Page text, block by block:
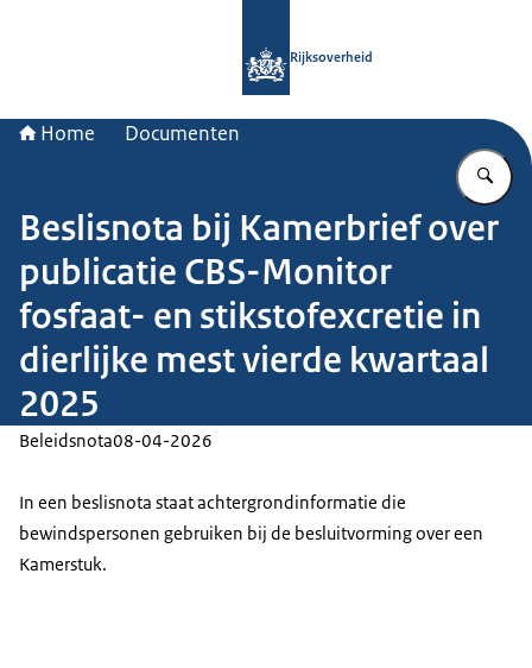
Rijksoverheid
Home Documenten
Beslisnota bij Kamerbrief over
publicatie CBS-Monitor
fosfaat- en stikstofexcretie in
dierlijke mest vierde kwartaal
2025
Beleidsnota08-04-2026
In een beslisnota staat achtergrondinformatie die
bewindspersonen gebruiken bij de besluitvorming over een
Kamerstuk.